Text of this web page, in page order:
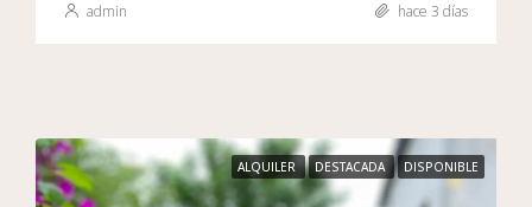
admin hace 3 días
ALQUILER DESTACADA DISPONIBLE